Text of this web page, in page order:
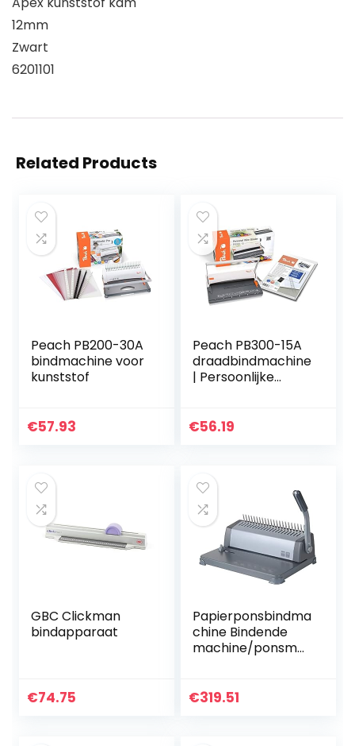
12mm
Zwart
6201101
Related Products
Peach PB200-30A
bindmachine voor
kunststof
€57.93
Peach PB300-15A
draadbindmachine
| Persoonlijke
Bindt 60 zijden
€56.19
GBC Clickman
bindapparaat
€74.75
Papierponsbindma
chine Bindende
machine/ponsma
Machine Voucher
€319.51